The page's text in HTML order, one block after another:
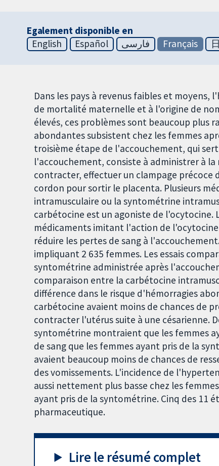
Egalement disponible en
English
Español فارسی Français
Dans les pays à revenus faibles et
de mortalité maternelle et à l'origine de
élevés, ces problèmes sont beaucoup plus
abondantes subsistent chez les femmes
troisième étape de l'accouchement, qui
l'accouchement, consiste à administrer à
contracter, effectuer un clampage
cordon pour sortir le placenta. Plusieurs
intramusculaire ou la syntométrine
carbétocine est un agoniste de l'ocytocine.
médicaments imitant l'action de
réduire les pertes de sang à
impliquant 2 635 femmes. Les essais
syntométrine administrée après
comparaison entre la carbétocine
différence dans le risque d'hémorragies
carbétocine avaient moins de chances de
contracter l'utérus suite à une césarienne.
syntométrine montraient que les femmes
de sang que les femmes ayant pris de la
avaient beaucoup moins de chances de
des vomissements. L'incidence de
aussi nettement plus basse chez les
ayant pris de la syntométrine. Cinq des 11
pharmaceutique.
Lire le résumé complet